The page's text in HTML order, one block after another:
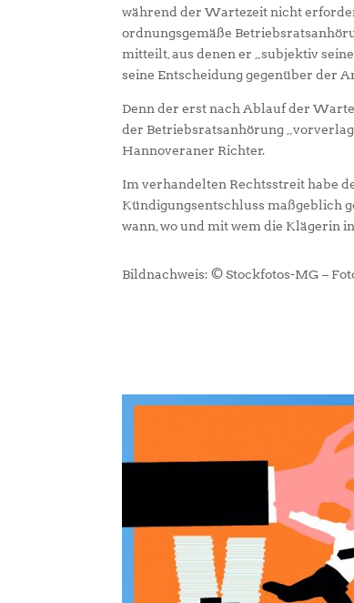
während der Wartezeit nicht
ordnungsgemäße
mitteilt, aus denen er „subjektiv
seine Entscheidung gegenüber der
Denn der erst nach Ablauf der
der Betriebsratsanhörung
Hannoveraner Richter.
Im verhandelten Rechtsstreit habe
Kündigungsentschluss maßgeblich
wann, wo und mit wem die Klägerin
Bildnachweis: © Stockfotos-MG –